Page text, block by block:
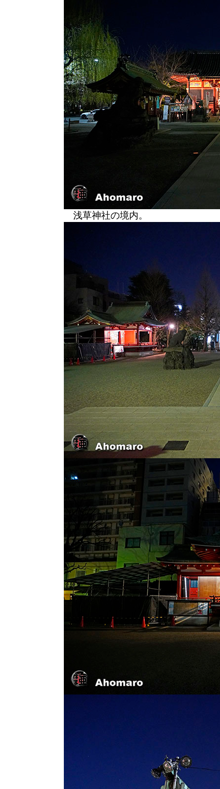
浅草神社の境内。